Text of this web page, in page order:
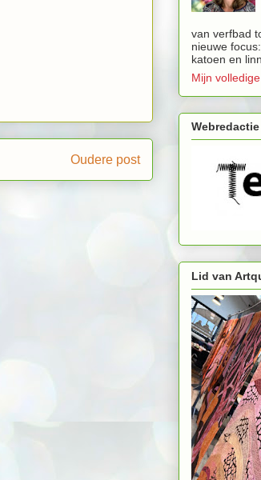
Oudere post
van verfbad
nieuwe
katoen en
Mijn
Lid van